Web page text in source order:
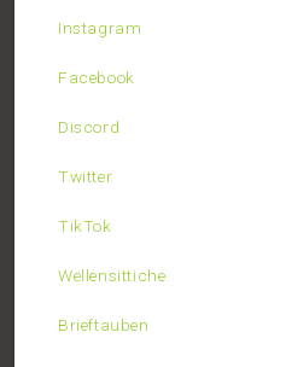
Instagram
Facebook
Discord
Twitter
TikTok
Wellensittiche
Brieftauben